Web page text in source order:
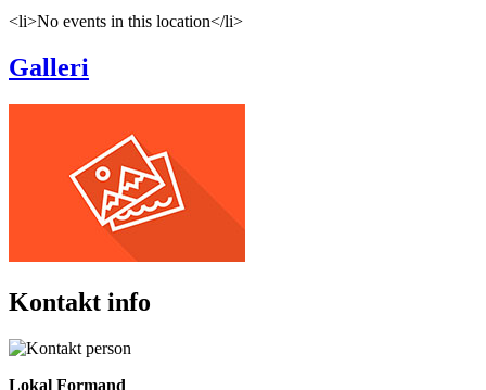
<li>No events in this location</li>
Galleri
Kontakt info
Lokal Formand